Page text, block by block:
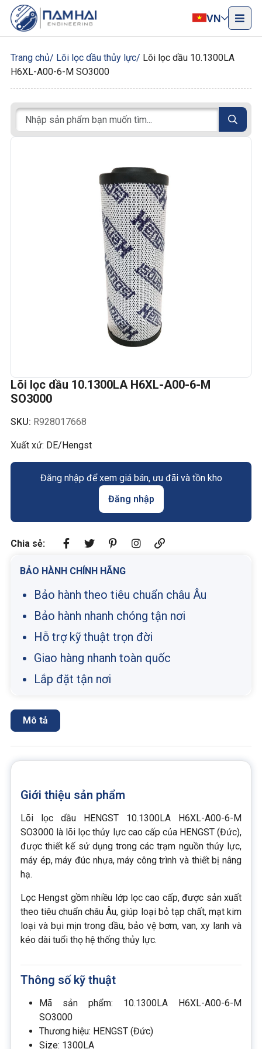
VN
Trang chủ Lõi lọc dầu thủy lực
Lõi lọc dầu 10.1300LA
H6XL-A00-6-M SO3000
Lõi lọc dầu 10.1300LA H6XL-A00-6-M
SO3000
SKU: R928017668
Xuất xứ: DE/Hengst
Đăng nhập để xem giá bán, ưu đãi và tồn kho
Đăng nhập
Chia sẻ:
BẢO HÀNH CHÍNH HÃNG
Bảo hành theo tiêu chuẩn châu Âu
Bảo hành nhanh chóng tận nơi
Hỗ trợ kỹ thuật trọn đời
Giao hàng nhanh toàn quốc
Lắp đặt tận nơi
Mô tả
Giới thiệu sản phẩm
Lõi lọc dầu HENGST 10.1300LA H6XL-A00-6-M
SO3000 là lõi lọc thủy lực cao cấp của HENGST (Đức),
được thiết kế sử dụng trong các trạm nguồn thủy lực,
máy ép, máy đúc nhựa, máy công trình và thiết bị nâng
hạ.
Lọc Hengst gồm nhiều lớp lọc cao cấp, được sản xuất
theo tiêu chuẩn châu Âu, giúp loại bỏ tạp chất, mạt kim
loại và bụi mịn trong dầu, bảo vệ bơm, van, xy lanh và
kéo dài tuổi thọ hệ thống thủy lực.
Thông số kỹ thuật
Mã sản phẩm: 10.1300LA H6XL-A00-6-M
SO3000
Thương hiệu: HENGST (Đức)
Size: 1300LA